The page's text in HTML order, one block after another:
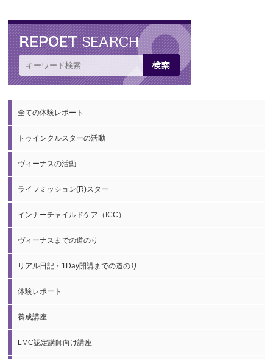
全ての体験レポート
トゥインクルスターの活動
ヴィーナスの活動
ライフミッション(R)スター
インナーチャイルドケア（ICC）
ヴィーナスまでの道のり
リアル日記・1Day開講までの道のり
体験レポート
養成講座
LMC認定講師向け講座